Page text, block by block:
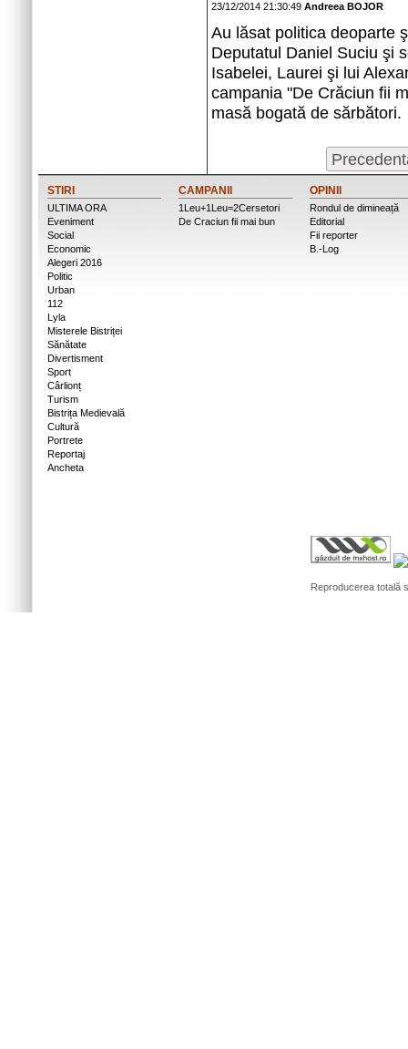
23/12/2014 21:30:49 Andreea BOJOR
Au lăsat politica deoparte
Deputatul Daniel Suciu şi
Isabelei, Laurei şi lui
campania "De Crăciun fii
masă bogată de sărbători.
STIRI
ULTIMA ORA
Eveniment
Social
Economic
Alegeri 2016
Politic
Urban
112
Lyla
Misterele Bistriței
Sănătate
Divertisment
Sport
Cârlionț
Turism
Bistrița Medievală
Cultură
Portrete
Reportaj
Ancheta
CAMPANII
1Leu+1Leu=2Cersetori
De Craciun fii mai bun
OPINII
Rondul de dimineață
Editorial
Fii reporter
B.-Log
Reproducerea totală